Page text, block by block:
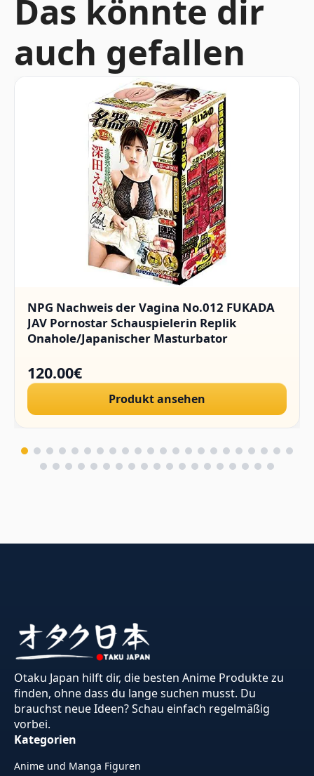
Das könnte dir
auch gefallen
NPG Nachweis der Vagina No.012 FUKADA
JAV Pornostar Schauspielerin Replik
Onahole/Japanischer Masturbator
120.00€
Produkt ansehen
Otaku Japan hilft dir, die besten Anime Produkte zu
finden, ohne dass du lange suchen musst. Du
brauchst neue Ideen? Schau einfach regelmäßig
vorbei.
Kategorien
Anime und Manga Figuren